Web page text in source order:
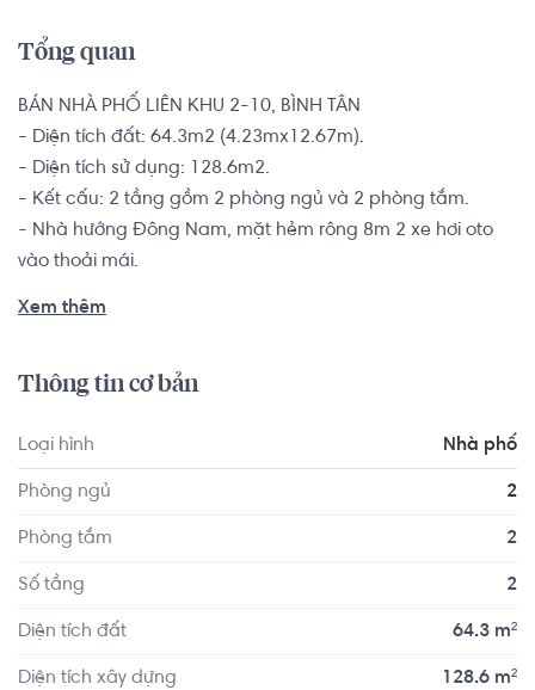
Tổng quan
BÁN NHÀ PHỐ LIÊN KHU 2-10, BÌNH TÂN
- Diện tích đất: 64.3m2 (4.23mx12.67m).
- Diện tích sử dụng: 128.6m2.
- Kết cấu: 2 tầng gồm 2 phòng ngủ và 2 phòng tắm.
- Nhà hướng Đông Nam, mặt hẻm rông 8m 2 xe hơi oto
vào thoải mái.
Nhà phố còn mới nằm trong khu vực dân cư đông đúc,
đường M1, đường Xa lộ Đại Hàn,.... dễ dàng di chuyển
vào trung tâm thành phố đến quận Phú Nhuận, quận 1,
ngay ngã tư Gò Mây.
Xem thêm
Thông tin cơ bản
Loại hình Nhà phố
Phòng ngủ 2
Phòng tắm 2
Số tầng 2
Diện tích đất 64.3 m²
Diện tích xây dựng 128.6 m²